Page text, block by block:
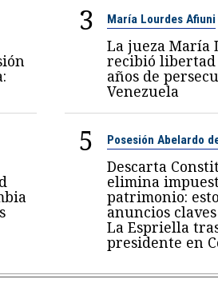
3 María Lourdes Afiuni
La jueza María
recibió libertad
años de
Venezuela
5 Posesión Abelardo
Descarta
elimina
patrimonio:
anuncios
La Espriella
presidente en